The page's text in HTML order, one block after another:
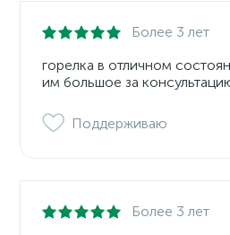
Более 3 лет
горелка в отличном
им большое за
Поддерживаю
Более 3 лет